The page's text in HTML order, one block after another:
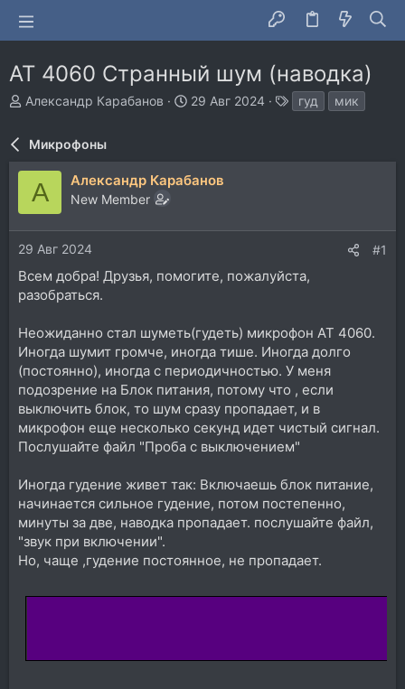
AT 4060 Странный шум (наводка)
А
о
р
м
ы
Александр Карабанов
Д
а
л
29 Авг 2024
е
гуд мик
Микрофоны
А Александр Карабанов
New Member
29 Авг 2024 #1
Всем добра! Друзья, помогите, пожалуйста,
разобраться.
Неожиданно стал шуметь(гудеть) микрофон AT 4060.
Иногда шумит громче, иногда тише. Иногда долго
(постоянно), иногда с периодичностью. У меня
подозрение на Блок питания, потому что , если
выключить блок, то шум сразу пропадает, и в
микрофон еще несколько секунд идет чистый сигнал.
Послушайте файл "Проба с выключением"
Иногда гудение живет так: Включаешь блок питание,
начинается сильное гудение, потом постепенно,
минуты за две, наводка пропадает. послушайте файл,
"звук при включении".
Но, чаще ,гудение постоянное, не пропадает.